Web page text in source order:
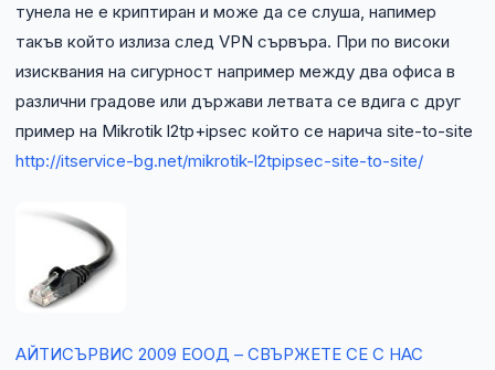
тунела не е криптиран и може да се слуша, напимер
такъв който излиза след VPN сървъра. При по високи
изисквания на сигурност например между два офиса в
различни градове или държави летвата се вдига с друг
пример на Mikrotik l2tp+ipsec който се нарича site-to-site
http://itservice-bg.net/mikrotik-l2tpipsec-site-to-site/
АЙТИСЪРВИС 2009 ЕООД – СВЪРЖЕТЕ СЕ С НАС